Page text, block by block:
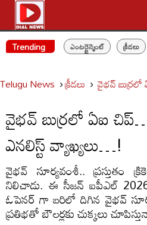
Trending ఎంటర్టైన్మెంట్ క్రీడలు
Telugu News క్రీడలు వైభవ్
వైభవ్ బుర్రలో ఏఐ
ఎనలిస్ట్ వ్యాఖ్యలు…!
వైభవ్ సూర్యవంశీ.. ప్రస్తుతం
నిలిచాడు. ఈ సీజన్ ఐపీఎల్
ఓపెనర్ గా బరిలో దిగిన వైభ‌వ్
ప్రతిభతో బౌలర్లకు చుక్కలు